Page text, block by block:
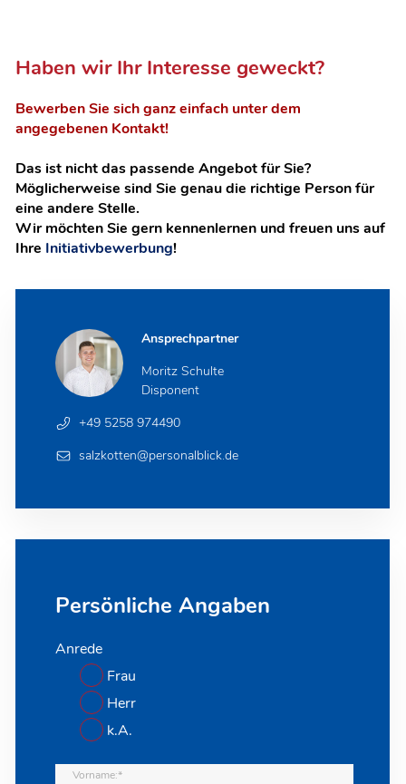
Ansprechpartner
Moritz Schulte
Disponent
+49 5258 974490
salzkotten@personalblick.de
Persönliche Angaben
Anrede
Frau
Herr
k.A.
Vorname:*
Haben wir Ihr Interesse geweckt?
Bewerben Sie sich ganz einfach unter dem
angegebenen Kontakt!
Das ist nicht das passende Angebot für Sie?
Möglicherweise sind Sie genau die richtige Person für
eine andere Stelle.
Wir möchten Sie gern kennenlernen und freuen uns auf
Ihre Initiativbewerbung!